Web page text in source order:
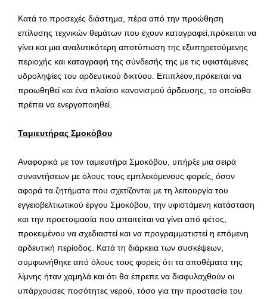
Κατά το προσεχές διάστημα, πέρα από την προώθηση
επίλυσης τεχνικών θεμάτων που έχουν καταγραφεί,πρόκειται να
γίνει και μια αναλυτικότερη αποτύπωση της εξυπηρετούμενης
περιοχής και καταγραφή της σύνδεσής της με τις υφιστάμενες
υδροληψίες του αρδευτικού δικτύου. Επιπλέον,πρόκειται να
προωθηθεί και ένα πλαίσιο κανονισμού άρδευσης, το οποίοθα
πρέπει να ενεργοποιηθεί.
Ταμιευτήρας Σμοκόβου
Αναφορικά με τον ταμιευτήρα Σμοκόβου, υπήρξε μια σειρά
συναντήσεων με όλους τους εμπλεκόμενους φορείς, όσον
αφορά τα ζητήματα που σχετίζονται με τη λειτουργία του
εγγειοβελτιωτικού έργου Σμοκόβου, την υφιστάμενη κατάσταση
και την προετοιμασία που απαιτείται να γίνει από φέτος,
προκειμένου να σχεδιαστεί και να προγραμματιστεί η επόμενη
αρδευτική περίοδος. Κατά τη διάρκεια των συσκέψεων,
συμφωνήθηκε από όλους τους φορείς ότι τα αποθέματα της
λίμνης ήταν χαμηλά και ότι θα έπρεπε να διαφυλαχθούν οι
υπάρχουσες ποσότητες νερού, τόσο για την προστασία του